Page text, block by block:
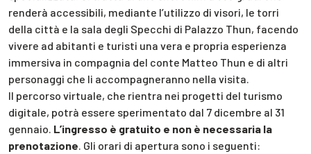
renderà accessibili, mediante l’utilizzo di visori, le torri
della città e la sala degli Specchi di Palazzo Thun, facendo
vivere ad abitanti e turisti una vera e propria esperienza
immersiva in compagnia del conte Matteo Thun e di altri
personaggi che li accompagneranno nella visita.
Il percorso virtuale, che rientra nei progetti del turismo
digitale, potrà essere sperimentato dal 7 dicembre al 31
gennaio. L’ingresso è gratuito e non è necessaria la
prenotazione . Gli orari di apertura sono i seguenti: